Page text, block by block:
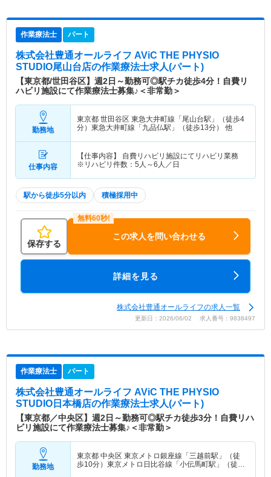
り、安全・安心のリハビリプログラムを学べます。
・福利厚生システムがあり、プライベートも充実さ
せられます。
作業療法士 パート
株式会社豊通オールライフ AViC THE PHYSIO
STUDIO尾山台店の作業療法士求人(パート)
【東京都/世田谷区】週2日～勤務可◎駅チカ徒歩4分！自費リ
ハビリ施設にて作業療法士募集♪＜非常勤＞
勤務地
東京都 世田谷区 東急大井町線「尾山台駅」（徒歩4
分）東急大井町線「九品仏駅」（徒歩13分） 他
仕事内容
【仕事内容】 自費リハビリ施設にてリハビリ業務
※リハビリ件数：5人～6人／日
駅から徒歩5分以内 積極採用中
保存する
この求人を問い合わせる
詳細を見る
株式会社豊通オールライフの求人一覧
更新日：2026/06/02 求人番号：9838497
作業療法士 パート
株式会社豊通オールライフ AViC THE PHYSIO
STUDIO日本橋店の作業療法士求人(パート)
【東京都／中央区】週2日～勤務可◎駅チカ徒歩3分！自費リハ
ビリ施設にて作業療法士募集♪＜非常勤＞
勤務地
東京都 中央区 東京メトロ銀座線「三越前駅」（徒
歩10分）東京メトロ日比谷線「小伝馬町駅」（徒歩